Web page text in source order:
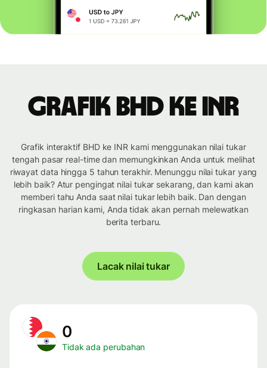
Grafik BHD ke INR
Grafik interaktif BHD ke INR kami menggunakan nilai tukar
tengah pasar real-time dan memungkinkan Anda untuk melihat
riwayat data hingga 5 tahun terakhir. Menunggu nilai tukar yang
lebih baik? Atur pengingat nilai tukar sekarang, dan kami akan
memberi tahu Anda saat nilai tukar lebih baik. Dan dengan
ringkasan harian kami, Anda tidak akan pernah melewatkan
berita terbaru.
Lacak nilai tukar
0
Tidak ada perubahan